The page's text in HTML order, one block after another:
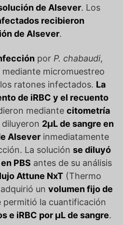
de Alsever. Los
recibieron
de Alsever.
por P. chabaudi,
mediante micromuestreo
ratones infectados. La
de iRBC y el recuento
mediante citometría
diluyeron 2µL de sangre en
Alsever inmediatamente
La solución se diluyó
PBS antes de su análisis
Attune NxT (Thermo
un volumen fijo de
permitió la cuantificación
e iRBC por µL de sangre.